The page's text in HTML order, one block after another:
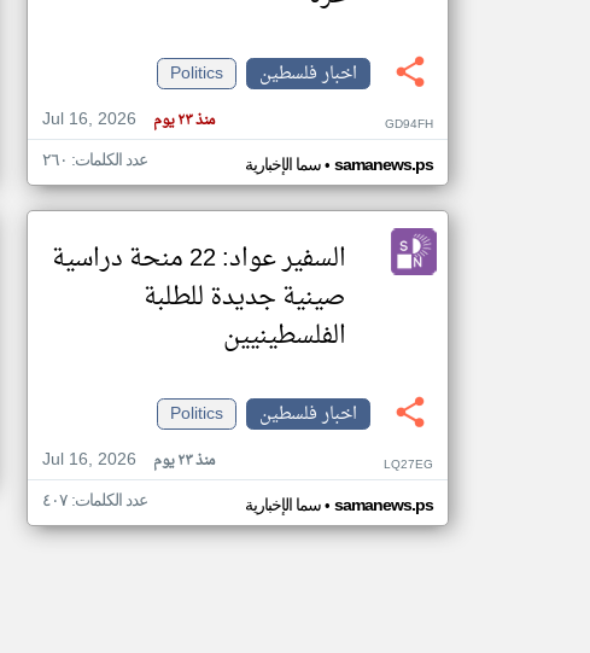
اخبار فلسطين
Politics
Jul 16, 2026
منذ ٢٣ يوم GD94FH
سما الإخبارية• samanews.ps عدد الكلمات: ٢٦٠
السفير عواد: 22 منحة دراسية
صينية جديدة للطلبة
الفلسطينيين
اخبار فلسطين
Politics
Jul 16, 2026
منذ ٢٣ يوم LQ27EG
سما الإخبارية• samanews.ps عدد الكلمات: ٤٠٧